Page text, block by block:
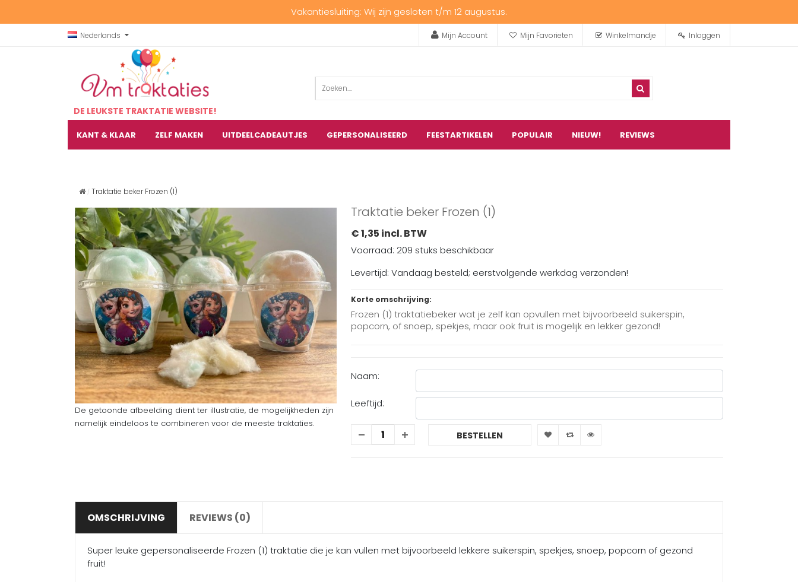
Vakantiesluiting: Wij zijn gesloten t/m 12 augustus.
Nederlands Mijn Account Mijn Favorieten Winkelmandje Inloggen
DE LEUKSTE TRAKTATIE WEBSITE!
KANT & KLAAR ZELF MAKEN UITDEELCADEAUTJES GEPERSONALISEERD FEESTARTIKELEN POPULAIR NIEUW! REVIEWS
Traktatie beker Frozen (1)
De getoonde afbeelding dient ter illustratie, de mogelijkheden zijn
namelijk eindeloos te combineren voor de meeste traktaties.
Traktatie beker Frozen (1)
€ 1,35 incl. BTW
Voorraad: 209 stuks beschikbaar
Levertijd: Vandaag besteld; eerstvolgende werkdag verzonden!
Korte omschrijving:
Frozen (1) traktatiebeker wat je zelf kan opvullen met bijvoorbeeld suikerspin,
popcorn, of snoep, spekjes, maar ook fruit is mogelijk en lekker gezond!
Naam:
Leeftijd:
BESTELLEN
OMSCHRIJVING REVIEWS (0)
Super leuke gepersonaliseerde Frozen (1) traktatie die je kan vullen met bijvoorbeeld lekkere suikerspin, spekjes, snoep, popcorn of gezond
fruit!